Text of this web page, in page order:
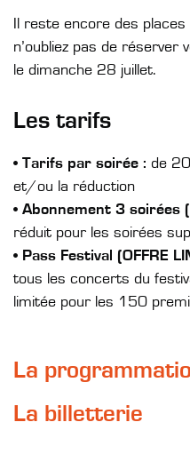
Il reste encore des
n’oubliez pas de réserver
le dimanche 28 juillet.
Les tarifs
• Tarifs par soirée : de
et/ou la réduction
• Abonnement 3 soirées
réduit pour les soirées
• Pass Festival (OFFRE
tous les concerts du
limitée pour les 150
La
La billetterie